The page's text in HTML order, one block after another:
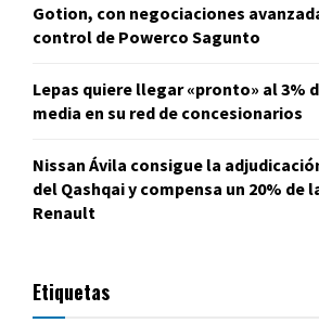
Gotion, con negociaciones
control de Powerco Sagunto
Lepas quiere llegar «pronto» al 3%
media en su red de concesionarios
Nissan Ávila consigue la
del Qashqai y compensa un 20% de
Renault
Etiquetas